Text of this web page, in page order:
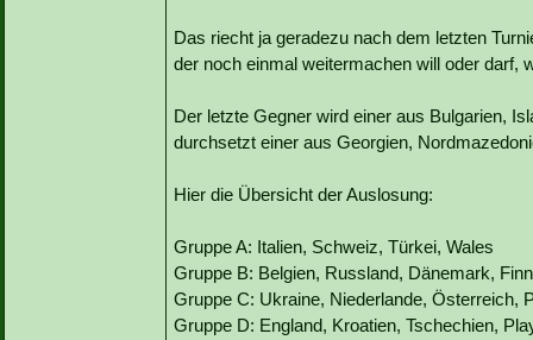
Das riecht ja geradezu nach dem letzten
der noch einmal weitermachen will oder darf,
Der letzte Gegner wird einer aus Bulgarien,
durchsetzt einer aus Georgien,
Hier die Übersicht der Auslosung:
Gruppe A: Italien, Schweiz, Türkei, Wales
Gruppe B: Belgien, Russland, Dänemark,
Gruppe C: Ukraine, Niederlande, Österreich,
Gruppe D: England, Kroatien, Tschechien,